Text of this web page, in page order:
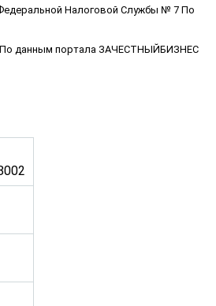
Налоговой Службы № 7 По
По данным портала ЗАЧЕСТНЫЙБИЗНЕС